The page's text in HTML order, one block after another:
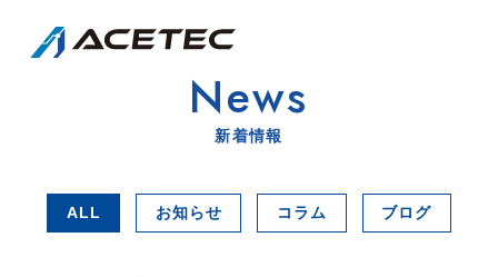
News
新着情報
ALL お知らせ コラム ブログ